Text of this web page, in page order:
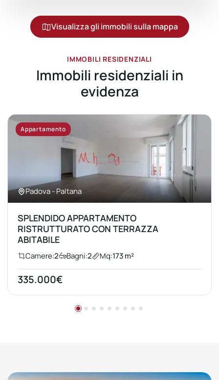
Visualizza gli immobili sulla mappa
IMMOBILI RESIDENZIALI
Immobili residenziali in
evidenza
Appartamento
Padova - Paltana
SPLENDIDO APPARTAMENTO
RISTRUTTURATO CON TERRAZZA
ABITABILE
Camere:2 Bagni:2 Mq:173 m²
335.000€